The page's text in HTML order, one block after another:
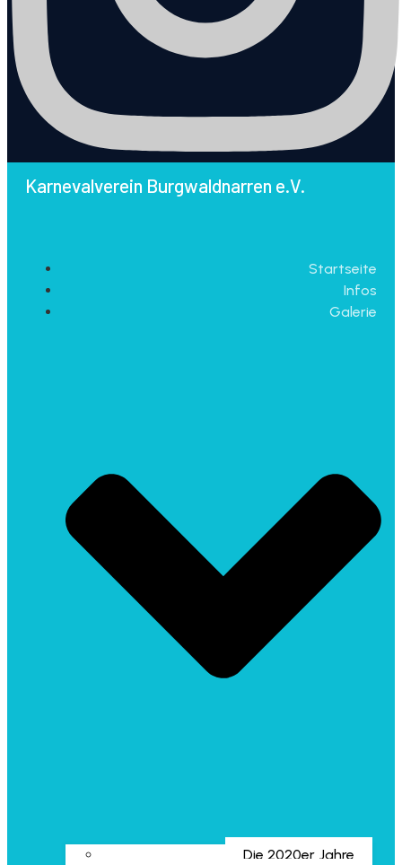
Karnevalverein Burgwaldnarren e.V.
Startseite
Infos
Galerie
Die 2020er Jahre